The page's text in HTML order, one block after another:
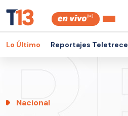
Lo Último Reportajes Teletrece
Nacional